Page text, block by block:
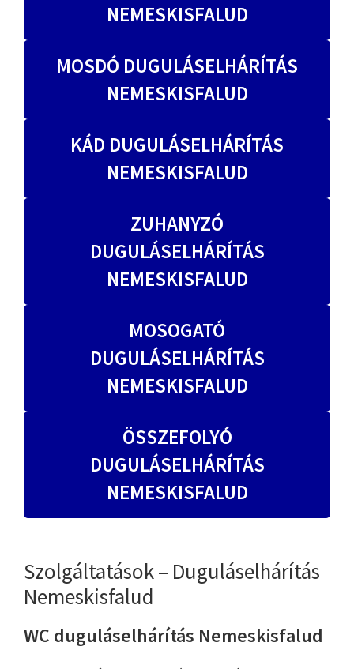
NEMESKISFALUD
MOSDÓ DUGULÁSELHÁRÍTÁS
NEMESKISFALUD
KÁD DUGULÁSELHÁRÍTÁS
NEMESKISFALUD
ZUHANYZÓ
DUGULÁSELHÁRÍTÁS
NEMESKISFALUD
MOSOGATÓ
DUGULÁSELHÁRÍTÁS
NEMESKISFALUD
ÖSSZEFOLYÓ
DUGULÁSELHÁRÍTÁS
NEMESKISFALUD
Szolgáltatások – Duguláselhárítás
Nemeskisfalud
WC duguláselhárítás Nemeskisfalud